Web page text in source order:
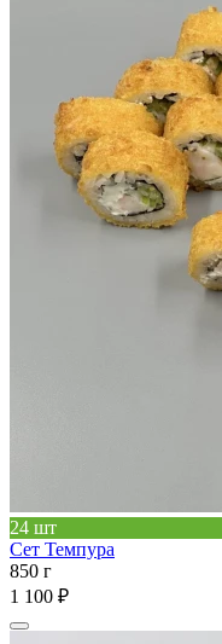
24 шт
Сет Темпура
850 г
1 100 ₽